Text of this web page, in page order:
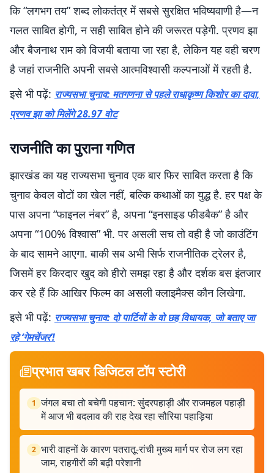
कि “लगभग तय” शब्द लोकतंत्र में सबसे सुरक्षित भविष्यवाणी है—न
गलत साबित होगी, न सही साबित होने की जरूरत पड़ेगी. प्रणव झा
और बैजनाथ राम को विजयी बताया जा रहा है, लेकिन यह वही चरण
है जहां राजनीति अपनी सबसे आत्मविश्वासी कल्पनाओं में रहती है.
इसे भी पढ़ें: राज्यसभा चुनाव: मतगणना से पहले राधाकृष्ण किशोर का दावा,
प्रणव झा को मिलेंगे 28.97 वोट
राजनीति का पुराना गणित
झारखंड का यह राज्यसभा चुनाव एक बार फिर साबित करता है कि
चुनाव केवल वोटों का खेल नहीं, बल्कि कथाओं का युद्ध है. हर पक्ष के
पास अपना “फाइनल नंबर” है, अपना “इनसाइड फीडबैक” है और
अपना “100% विश्वास” भी. पर असली सच तो वही है जो काउंटिंग
के बाद सामने आएगा. बाकी सब अभी सिर्फ राजनीतिक ट्रेलर है,
जिसमें हर किरदार खुद को हीरो समझ रहा है और दर्शक बस इंतजार
कर रहे हैं कि आखिर फिल्म का असली क्लाइमैक्स कौन लिखेगा.
इसे भी पढ़ें: राज्यसभा चुनाव: दो पार्टियों के वो छह विधायक, जो बताए जा
रहे ‘गेमचेंजर’!
प्रभात खबर डिजिटल टॉप स्टोरी
1 जंगल बचा तो बचेगी पहचान: सुंदरपहाड़ी और राजमहल पहाड़ी
में आज भी बदलाव की राह देख रहा सौरिया पहाड़िया
2 भारी वाहनों के कारण पतरातू-रांची मुख्य मार्ग पर रोज लग रहा
जाम, राहगीरों की बढ़ी परेशानी